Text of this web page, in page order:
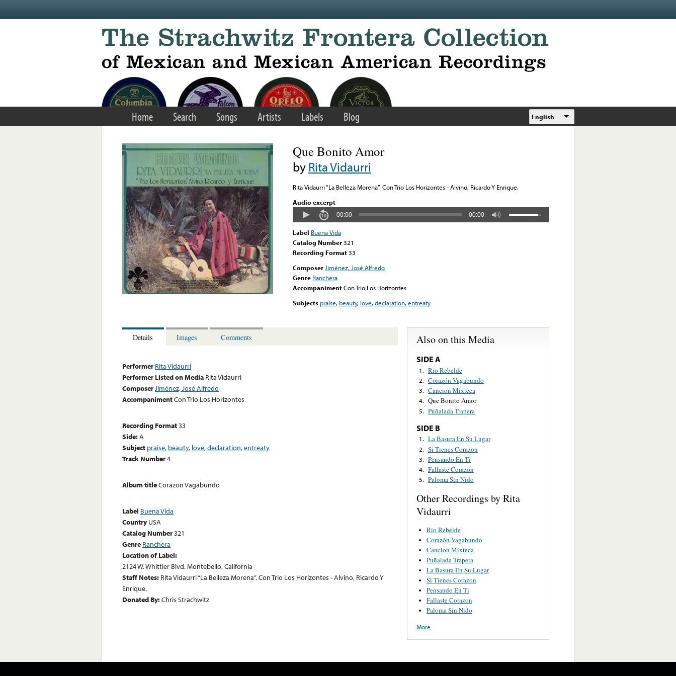
Home Search Songs Artists Labels Blog English
Que Bonito Amor
byRita Vidaurri
Rita Vidaurri “La Belleza Morena”. Con Trio Los Horizontes - Alvino, Ricardo Y Enrique.
Audio excerpt
00:00 00:00
Label Buena Vida
Catalog Number321
Recording Format33
Composer Jiménez, José Alfredo
Genre Ranchera
AccompanimentCon Trio Los Horizontes
Subjects praise, beauty, love,declaration,entreaty
Details Images Comments
Performer Rita Vidaurri
Performer Listed on Media Rita Vidaurri
ComposerJiménez, José Alfredo
AccompanimentCon Trio Los Horizontes
Recording Format33
Side:A
Subject praise, beauty, love,declaration,entreaty
Track Number4
Album titleCorazon Vagabundo
Label Buena Vida
Country USA
Catalog Number321
Genre Ranchera
Location of Label:
2124 W. Whittier Blvd. Montebello, California
Staff Notes: Rita Vidaurri “La Belleza Morena”. Con Trio Los Horizontes - Alvino, Ricardo Y
Enrique.
Donated By:Chris Strachwitz
Also on this Media
SIDE A
1. Rio Rebelde
2. Corazón Vagabundo
3. Cancion Mixteca
4. Que Bonito Amor
5. Puñalada Trapera
SIDE B
1. La Basura En Su Lugar
2. Si Tienes Corazon
3. Pensando En Ti
4. Fallaste Corazon
5. Paloma Sin Nido
Other Recordings by Rita
Vidaurri
Rio Rebelde
Corazón Vagabundo
Cancion Mixteca
Puñalada Trapera
La Basura En Su Lugar
Si Tienes Corazon
Pensando En Ti
Fallaste Corazon
Paloma Sin Nido
More